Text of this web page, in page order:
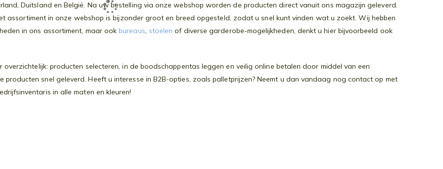
Duitsland en België. Na uw bestelling via onze webshop worden de producten direct vanuit ons magazijn geleverd.
assortiment in onze webshop is bijzonder groot en breed opgesteld, zodat u snel kunt vinden wat u zoekt. Wij hebben
in ons assortiment, maar ook bureaus, stoelen of diverse garderobe-mogelijkheden, denkt u hier bijvoorbeeld ook
producten selecteren, in de boodschappentas leggen en veilig online betalen door middel van een
snel geleverd. Heeft u interesse in B2B-opties, zoals palletprijzen? Neemt u dan vandaag nog contact op met
in alle maten en kleuren!